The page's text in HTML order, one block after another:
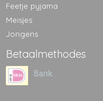
Feetje pyjama
Meisjes
Jongens
Betaalmethodes